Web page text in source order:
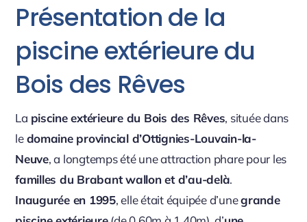
Présentation de la
piscine extérieure du
Bois des Rêves
La piscine extérieure du Bois des Rêves, située dans
ledomaine provincial d’Ottignies-Louvain-la-
Neuve, a longtemps été une attraction phare pour les
familles du Brabant wallon et d’au-delà.
Inaugurée en 1995, elle était équipée d’unegrande